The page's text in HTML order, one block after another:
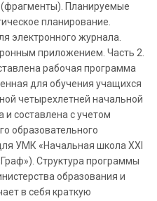
(фрагменты). Планируемые
планирование.
электронного журнала.
приложением. Часть 2.
рабочая программа
для обучения учащихся
четырехлетней начальной
составлена с учетом
образовательного
УМК «Начальная школа XXI
Структура программы
образования и
в себя краткую